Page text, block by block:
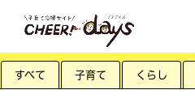
すべて 子育て くらし